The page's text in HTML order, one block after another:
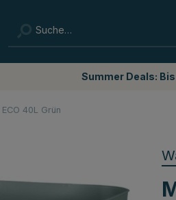
Summer Deals:
40L Grün